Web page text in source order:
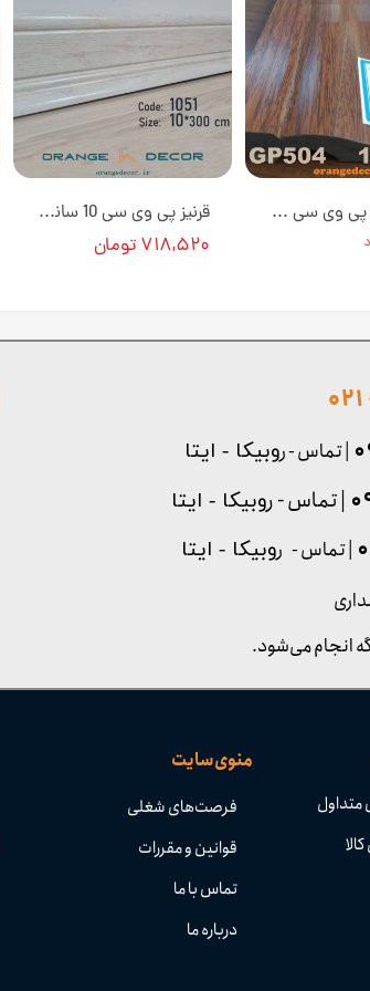
قرنیز پی وی سی 10 سانتی متری کد 1051 [انبار تهران]
۷۱۸,۵۲۰ تومان
قرنیز مدرن پی وی سی 10 سانت طرح گردویی تیره کد GP504 [انبار تهران]
منوی سایت
فرصت‌های شغلی
قوانین و مقررات
تماس با ما
درباره ما
| تماس - روبیکا - ایتا
| تماس - روبیکا - ایتا
| تماس - روبیکا - ایتا
انجام می‌شود.